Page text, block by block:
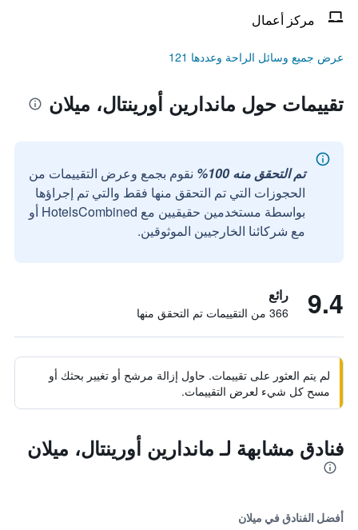
مركز أعمال
عرض جميع وسائل الراحة وعددها 121
تقييمات حول ماندارين أورينتال، ميلان
تم التحقق منه 100%
نقوم بجمع وعرض التقييمات من
الحجوزات التي تم التحقق منها فقط والتي تم إجراؤها
بواسطة مستخدمين حقيقيين مع HotelsCombined أو
مع شركائنا الخارجيين الموثوقين.
9.4 رائع
366 من التقييمات تم التحقق منها
لم يتم العثور على تقييمات. حاول إزالة مرشح أو تغيير بحثك أو
مسح كل شيء لعرض التقييمات.
فنادق مشابهة لـ ماندارين أورينتال، ميلان
أفضل الفنادق في ميلان